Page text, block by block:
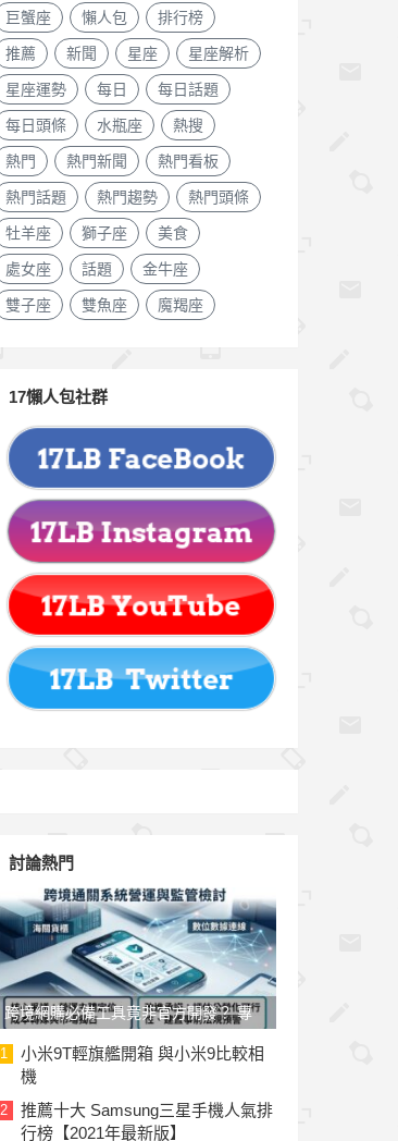
巨蟹座 懶人包 排行榜
推薦 新聞 星座 星座解析
星座運勢 每日 每日話題
每日頭條 水瓶座 熱搜
熱門 熱門新聞 熱門看板
熱門話題 熱門趨勢 熱門頭條
牡羊座 獅子座 美食
處女座 話題 金牛座
雙子座 雙魚座 魔羯座
17懶人包社群
討論熱門
跨境網購必備工具竟非官方開發？ 專
家與民代質疑「EZ WAY 易利委」曝三
大治理漏洞
1
小米9T輕旗艦開箱 與小米9比較相
機
2
推薦十大 Samsung三星手機人氣排
行榜【2021年最新版】